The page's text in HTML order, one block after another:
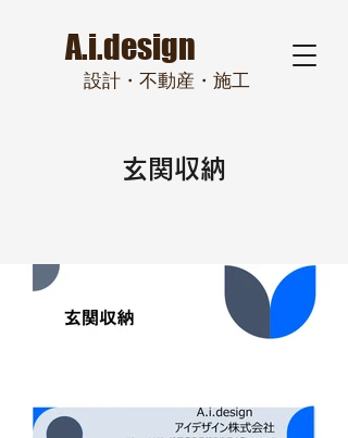
A.i.design
設計・ 不動産・施工
​玄関収納